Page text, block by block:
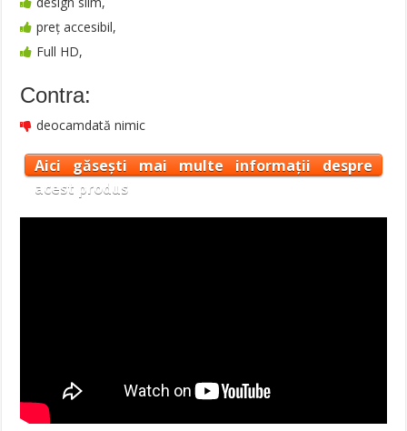
preț accesibil,
Full HD,
Contra:
deocamdată nimic
Aici găsești mai multe informații despre
acest produs